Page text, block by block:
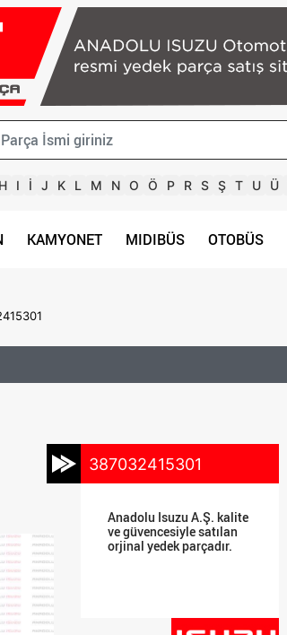
H I İ J K L M N O Ö P R S Ş T U Ü
KAMYONET MIDIBÜS OTOBÜS
387032415301
Anadolu Isuzu A.Ş. kalite
ve güvencesiyle satılan
orjinal yedek parçadır.